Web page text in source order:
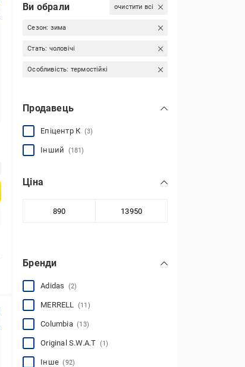
Ви обрали очистити всі
Сезон: зима
Стать: чоловічі
Особливість: термостійкі
Продавець
Епіцентр К (3)
Інший (181)
Ціна
Бренди
Adidas (2)
MERRELL (11)
Columbia(13)
Original S.W.A.T (1)
Інше(92)